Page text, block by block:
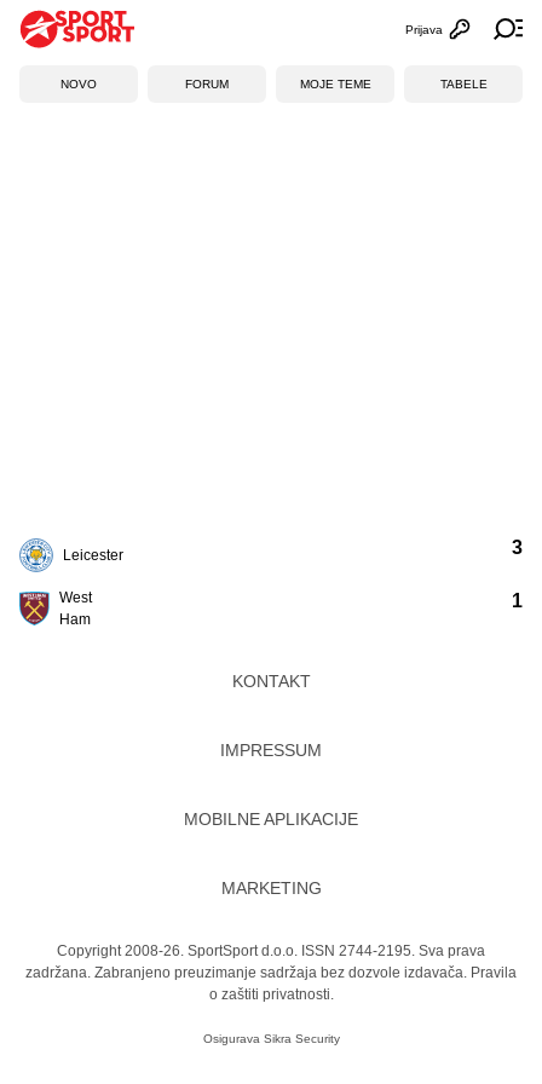
Otvori
Prijava
NOVO FORUM MOJE TEME TABELE
Leicester
West
Ham
3
1
KONTAKT
IMPRESSUM
MOBILNE APLIKACIJE
MARKETING
Copyright 2008-26. SportSport d.o.o. ISSN 2744-2195. Sva prava
zadržana. Zabranjeno preuzimanje sadržaja bez dozvole izdavača. Pravila
o zaštiti privatnosti.
Osigurava Sikra Security